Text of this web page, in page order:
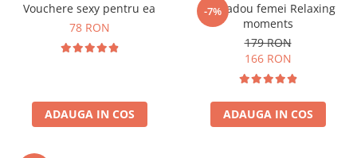
Vouchere sexy pentru ea
78 RON
ADAUGA IN COS
-7%
Set cadou femei Relaxing
moments
179 RON
166 RON
ADAUGA IN COS